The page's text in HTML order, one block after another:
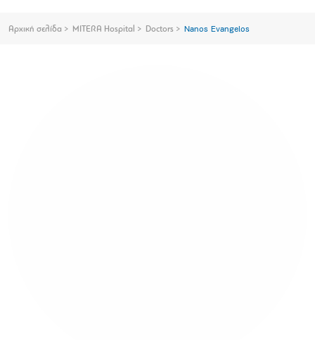
Αρχική σελίδα MITERA Hospital Doctors Nanos Evangelos